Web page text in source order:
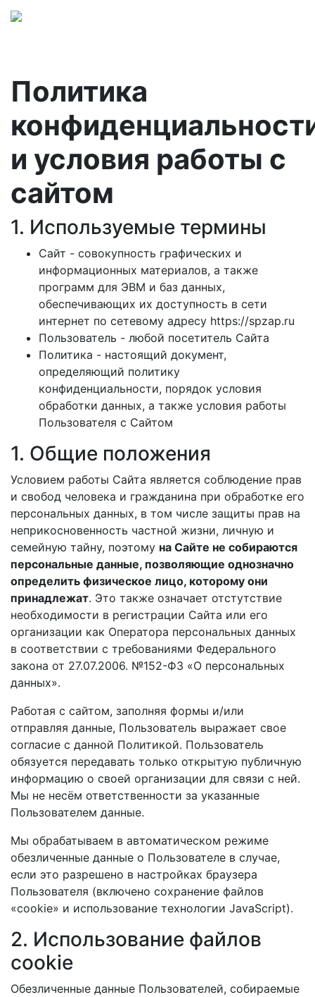
Политика
и условия работы с
сайтом
1. Используемые термины
Сайт - совокупность графических и
информационных материалов, а также
программ для ЭВМ и баз данных,
обеспечивающих их доступность в сети
интернет по сетевому адресу https://spzap.ru
Пользователь - любой посетитель Сайта
Политика - настоящий документ,
определяющий политику
конфиденциальности, порядок условия
обработки данных, а также условия работы
Пользователя с Сайтом
1. Общие положения
Условием работы Сайта является соблюдение прав
и свобод человека и гражданина при обработке его
персональных данных, в том числе защиты прав на
неприкосновенность частной жизни, личную и
семейную тайну, поэтому на Сайте не собираются
персональные данные, позволяющие однозначно
определить физическое лицо, которому они
принадлежат. Это также означает отстутствие
необходимости в регистрации Сайта или его
организации как Оператора персональных данных
в соответствии с требованиями Федерального
закона от 27.07.2006. №152-ФЗ «О персональных
данных».
Работая с сайтом, заполняя формы и/или
отправляя данные, Пользователь выражает свое
согласие с данной Политикой. Пользователь
обязуется передавать только открытую публичную
информацию о своей организации для связи с ней.
Мы не несём ответственности за указанные
Пользователем данные.
Мы обрабатываем в автоматическом режиме
обезличенные данные о Пользователе в случае,
если это разрешено в настройках браузера
Пользователя (включено сохранение файлов
«cookie» и использование технологии JavaScript).
2. Использование файлов
cookie
Обезличенные данные Пользователей, собираемые